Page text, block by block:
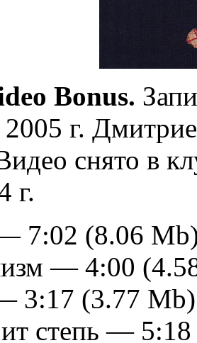
Bonus.
г.
снято в
г.
7:02 (8.06
— 4:00
3:17 (3.77
степь —